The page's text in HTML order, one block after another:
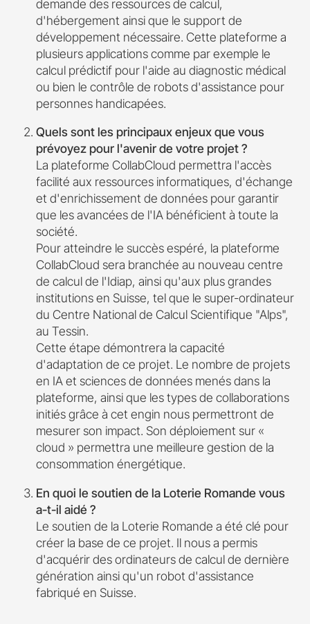
demande des ressources de calcul,
d'hébergement ainsi que le support de
développement nécessaire. Cette plateforme a
plusieurs applications comme par exemple le
calcul prédictif pour l'aide au diagnostic médical
ou bien le contrôle de robots d'assistance pour
personnes handicapées.
Quels sont les principaux enjeux que vous
prévoyez pour l'avenir de votre projet ?
La plateforme CollabCloud permettra l'accès
facilité aux ressources informatiques, d'échange
et d'enrichissement de données pour garantir
que les avancées de l'IA bénéficient à toute la
société.
Pour atteindre le succès espéré, la plateforme
CollabCloud sera branchée au nouveau centre
de calcul de l'Idiap, ainsi qu'aux plus grandes
institutions en Suisse, tel que le super-ordinateur
du Centre National de Calcul Scientifique "Alps",
au Tessin.
Cette étape démontrera la capacité
d'adaptation de ce projet. Le nombre de projets
en IA et sciences de données menés dans la
plateforme, ainsi que les types de collaborations
initiés grâce à cet engin nous permettront de
mesurer son impact. Son déploiement sur «
cloud » permettra une meilleure gestion de la
consommation énergétique.
En quoi le soutien de la Loterie Romande vous
a-t-il aidé ?
Le soutien de la Loterie Romande a été clé pour
créer la base de ce projet. Il nous a permis
d'acquérir des ordinateurs de calcul de dernière
génération ainsi qu'un robot d'assistance
fabriqué en Suisse.